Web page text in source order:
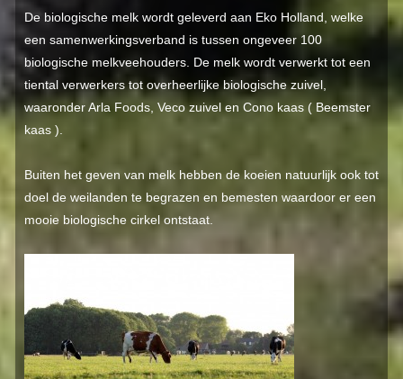
De biologische melk wordt geleverd aan Eko Holland, welke
een samenwerkingsverband is tussen ongeveer 100
biologische melkveehouders. De melk wordt verwerkt tot een
tiental verwerkers tot overheerlijke biologische zuivel,
waaronder Arla Foods, Veco zuivel en Cono kaas ( Beemster
kaas ).
Buiten het geven van melk hebben de koeien natuurlijk ook tot
doel de weilanden te begrazen en bemesten waardoor er een
mooie biologische cirkel ontstaat.